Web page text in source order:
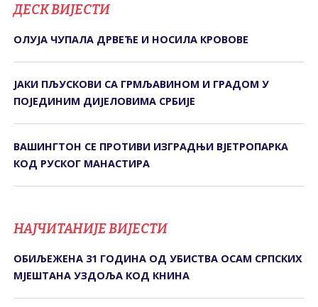
ДЕСК ВИЈЕСТИ
ОЛУЈА ЧУПАЛА ДРВЕЋЕ И НОСИЛА КРОВОВЕ
ЈАКИ ПЉУСКОВИ СА ГРМЉАВИНОМ И ГРАДОМ У
ПОЈЕДИНИМ ДИЈЕЛОВИМА СРБИЈЕ
ВАШИНГТОН СЕ ПРОТИВИ ИЗГРАДЊИ ВЈЕТРОПАРКА
КОД РУСКОГ МАНАСТИРА
НАЈЧИТАНИЈЕ ВИЈЕСТИ
ОБИЉЕЖЕНА 31 ГОДИНА ОД УБИСТВА ОСАМ СРПСКИХ
МЈЕШТАНА УЗДОЉА КОД КНИНА